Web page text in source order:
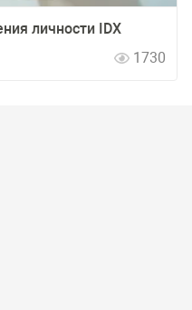
личности IDX
1730